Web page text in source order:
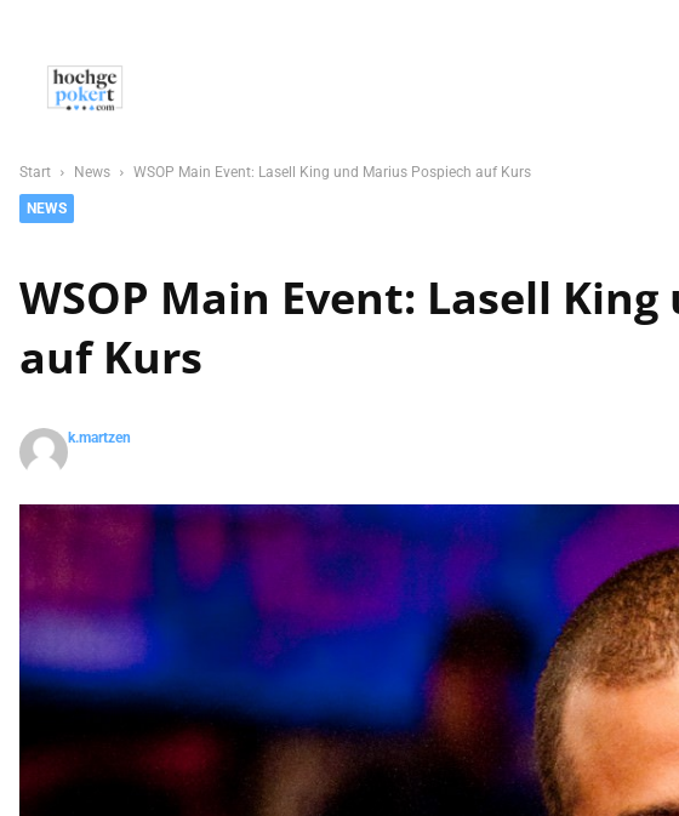
Start News WSOP Main Event: Lasell King und Marius Pospiech auf Kurs
NEWS
WSOP Main Event: Lasell
auf Kurs
k.martzen